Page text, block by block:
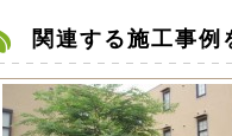
関連する施工事例